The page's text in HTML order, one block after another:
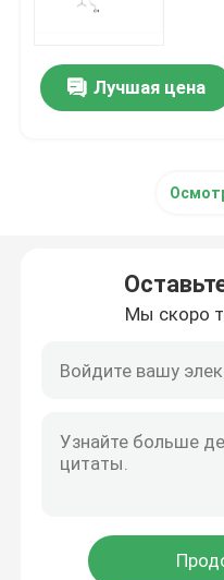
Олигосинтезные
Средство доставки
Лучшая цена
Мы скоро